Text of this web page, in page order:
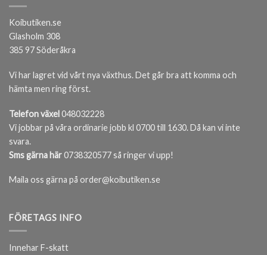
Koibutiken.se
Glasholm 308
385 97 Söderåkra
Vi har lagret vid vårt nya växthus. Det går bra att komma och
hämta men ring först.
Telefon växel048032228
Vi jobbar på våra ordinarie jobb kl 0700 till 1630. Då kan vi inte
svara.
Sms gärna här0738320577 så ringer vi upp!
Maila oss gärna på order@koibutiken.se
FÖRETAGS INFO
Innehar F-skatt